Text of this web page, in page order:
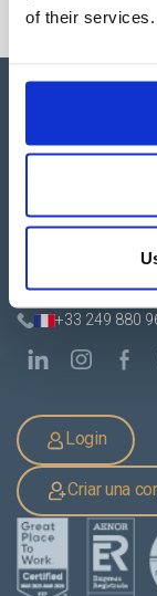
of their services.
Apartado de
Artesans 1 -
+34 962
+39 0694 806
+33 249 880
Login
Criar una